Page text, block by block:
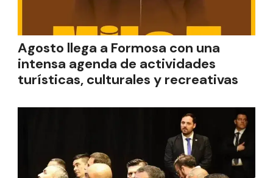
Agosto llega a Formosa con una
intensa agenda de actividades
turísticas, culturales y recreativas